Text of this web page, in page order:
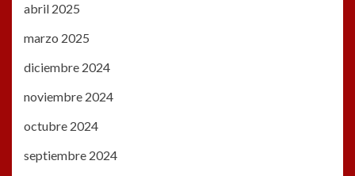
abril 2025
marzo 2025
diciembre 2024
noviembre 2024
octubre 2024
septiembre 2024